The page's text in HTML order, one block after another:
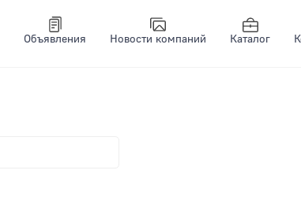
Объявления Новости компаний Каталог